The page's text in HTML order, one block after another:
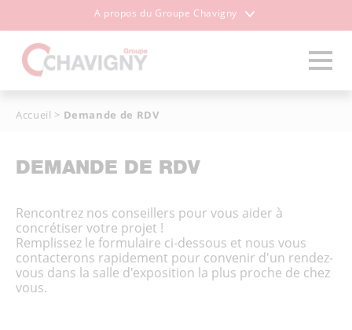
A propos du Groupe Chavigny
Accueil > Demande de RDV
DEMANDE DE RDV
Rencontrez nos conseillers pour vous aider à
concrétiser votre projet !
Remplissez le formulaire ci-dessous et nous vous
contacterons rapidement pour convenir d'un rendez-
vous dans la salle d'exposition la plus proche de chez
vous.